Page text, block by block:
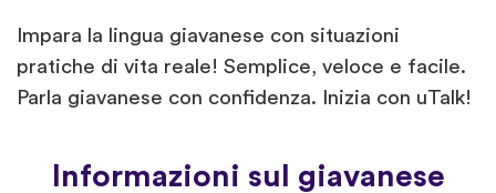
Impara la lingua giavanese con situazioni
pratiche di vita reale! Semplice, veloce e facile.
Parla giavanese con confidenza. Inizia con uTalk!
Informazioni sul giavanese